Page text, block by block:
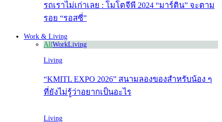
รถเราไม่เก่าเลย : โมโตจีพี 2024 “มาร์ติน” จะตาม
รอย “รอสซี่”
Work & Living
AllWorkLiving
Living
“KMITL EXPO 2026” สนามลองของสำหรับน้อง ๆ
ที่ยังไม่รู้ว่าอยากเป็นอะไร
Living